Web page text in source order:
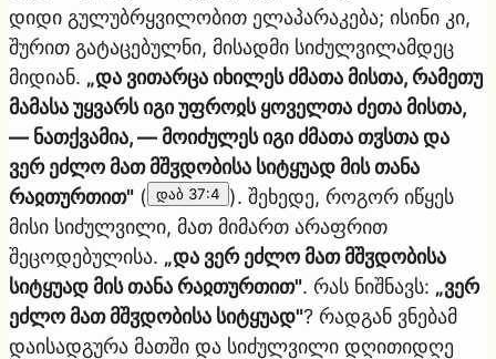
დიდი გულუბრყვილობით ელაპარაკება; ისინი კი,
შურით გატაცებულნი, მისადმი სიძულვილამდეც
მიდიან. „და ვითარცა იხილეს ძმათა მისთა, რამეთუ
მამასა უყვარს იგი უფროჲს ყოველთა ძეთა მისთა,
— ნათქვამია, — მოიძულეს იგი ძმათა თჳსთა და
ვერ ეძლო მათ მშჳდობისა სიტყუად მის თანა
რაჲთურთით" ( დაბ 37:4
). შეხედე, როგორ იწყეს
მისი სიძულვილი, მათ მიმართ არაფრით
შეცოდებულისა. „და ვერ ეძლო მათ მშჳდობისა
სიტყუად მის თანა რაჲთურთით". რას ნიშნავს: „ვერ
ეძლო მათ მშჳდობისა სიტყუად"? რადგან ვნებამ
დაისადგურა მათში და სიძულვილი დღითიდღე